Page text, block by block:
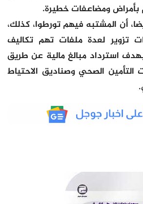
بأمراض ومضاعفات خطيرة.
أن المشتبه فيهم تورطوا، كذلك،
تزوير لعدة ملفات تهم تكاليف
استرداد مبالغ مالية عن طريق
الصحي وصناديق الاحتياط